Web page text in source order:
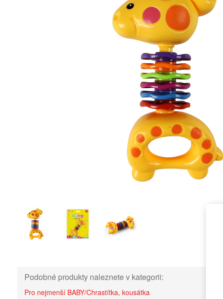
Podobné produkty naleznete v kategorii:
Pro nejmenší BABY/Chrastítka, kousátka